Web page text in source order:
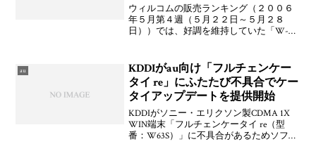
ウィルコムの販売ランキング（２００６
年５月第４週（５月２２日～５月２８
日））では、好調を維持していた「W-
2「WX310K」”が3位に上昇した。「W-
ZERO3」は、20
au
KDDIがau向け「フルチェンケー
タイ re」にふたたび不具合でケー
タイアップデートを提供開始
KDDIがソニー・エリクソン製CDMA 1X
WIN端末「フルチェンケータイ re（型
番：W63S）」に不具合があるためソフト